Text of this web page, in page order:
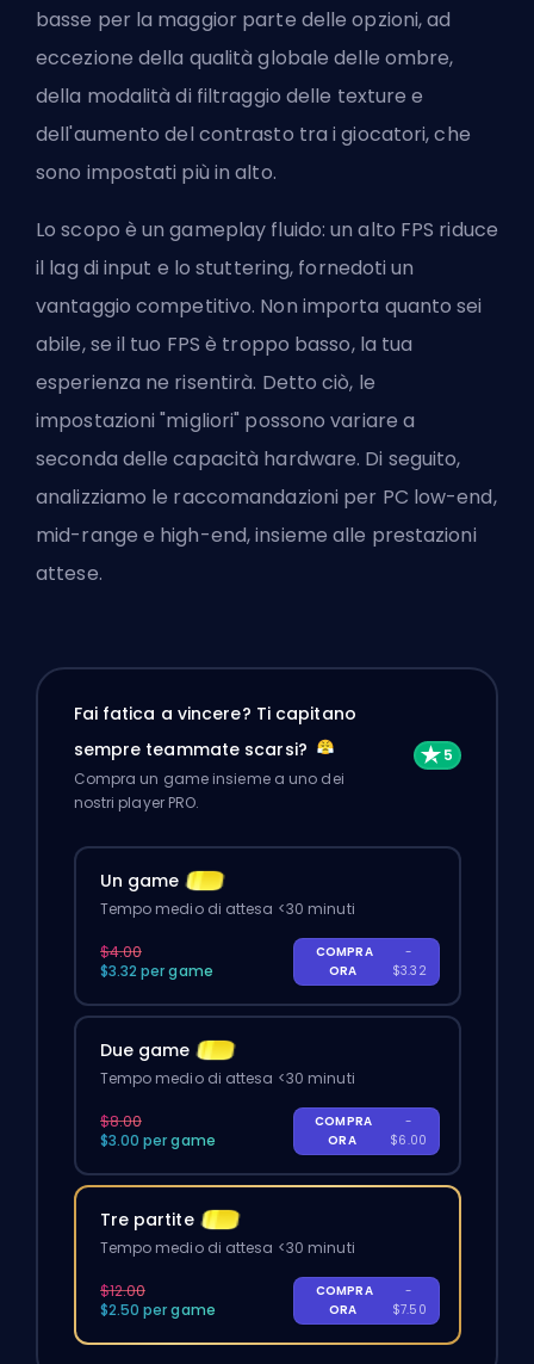
basse per la maggior parte delle opzioni, ad
eccezione della qualità globale delle ombre,
della modalità di filtraggio delle texture e
dell'aumento del contrasto tra i giocatori, che
sono impostati più in alto.
Lo scopo è un gameplay fluido: un alto FPS riduce
il lag di input e lo stuttering, fornedoti un
vantaggio competitivo. Non importa quanto sei
abile, se il tuo FPS è troppo basso, la tua
esperienza ne risentirà. Detto ciò, le
impostazioni "migliori" possono variare a
seconda delle capacità hardware. Di seguito,
analizziamo le raccomandazioni per PC low-end,
mid-range e high-end, insieme alle prestazioni
attese.
Fai fatica a vincere? Ti capitano
sempre teammate scarsi?
Compra un game insieme a uno dei
nostri player PRO.
Un game
Tempo medio di attesa <30 minuti
$4.00
$3.32 per game
COMPRA
ORA
-
$3.32
Due game
Tempo medio di attesa <30 minuti
$8.00
$3.00 per game
COMPRA
ORA
-
$6.00
Tre partite
Tempo medio di attesa <30 minuti
$12.00
$2.50 per game
COMPRA
ORA
-
$7.50